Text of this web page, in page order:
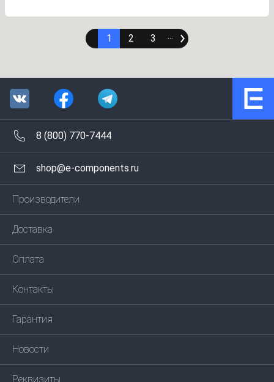
1 2 3 ∙∙∙
8 (800) 770-7444
shop@e-components.ru
Производители
Доставка
Оплата
Контакты
Гарантия
Новости
Реквизиты